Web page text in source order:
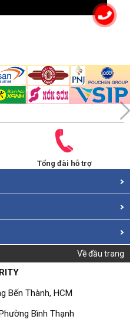
Tổng đài hỗ trợ
Về đầu trang
Bến Thành, HCM
Bình Thạnh